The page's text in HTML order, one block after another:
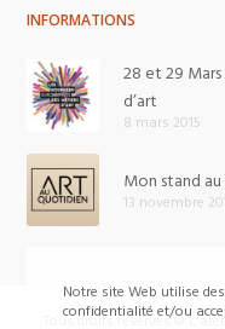
INFORMATIONS
28 et 29
d’art
8 mars 2015
Mon stand
13 novembre
Tous droits réservés ©
Notre site Web utilise
confidentialité et/ou